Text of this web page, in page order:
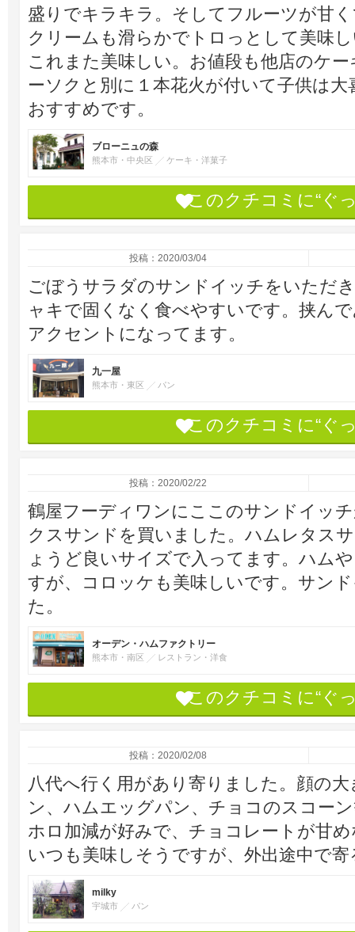
盛りでキラキラ。そしてフルーツが甘
クリームも滑らかでトロっとして美味
これまた美味しい。お値段も他店のケ
ーソクと別に１本花火が付いて子供は
おすすめです。
ブローニュの森
熊本市・中央区 ケーキ・洋菓子
このクチコミに“ぐ
投稿：2020/03/04
ごぼうサラダのサンドイッチをいただ
ャキで固くなく食べやすいです。挟ん
アクセントになってます。
九一屋
熊本市・東区 パン
このクチコミに“ぐ
投稿：2020/02/22
鶴屋フーディワンにここのサンドイッ
クスサンドを買いました。ハムレタス
ょうど良いサイズで入ってます。ハム
すが、コロッケも美味しいです。サン
た。
オーデン・ハムファクトリー
熊本市・南区 レストラン・洋食
このクチコミに“ぐ
投稿：2020/02/08
八代へ行く用があり寄りました。顔の
ン、ハムエッグパン、チョコのスコー
ホロ加減が好みで、チョコレートが甘
いつも美味しそうですが、外出途中で
milky
宇城市 パン